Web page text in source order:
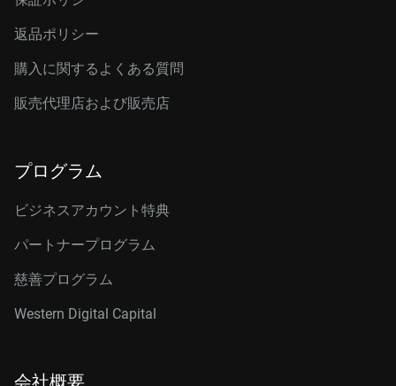
返品ポリシー
購入に関するよくある質問
販売代理店および販売店
プログラム
ビジネスアカウント特典
パートナープログラム
慈善プログラム
Western Digital Capital
会社概要